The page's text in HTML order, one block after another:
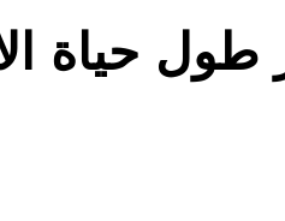
طول حياة